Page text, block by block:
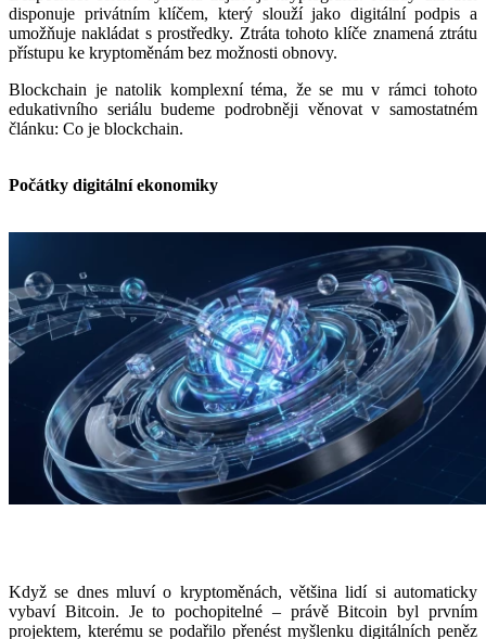
disponuje privátním klíčem, který slouží jako digitální podpis a
umožňuje nakládat s prostředky. Ztráta tohoto klíče znamená ztrátu
přístupu ke kryptoměnám bez možnosti obnovy.
Blockchain je natolik komplexní téma, že se mu v rámci tohoto
edukativního seriálu budeme podrobněji věnovat v samostatném
článku: Co je blockchain.
Počátky digitální ekonomiky
Když se dnes mluví o kryptoměnách, většina lidí si automaticky
vybaví Bitcoin. Je to pochopitelné – právě Bitcoin byl prvním
projektem, kterému se podařilo přenést myšlenku digitálních peněz